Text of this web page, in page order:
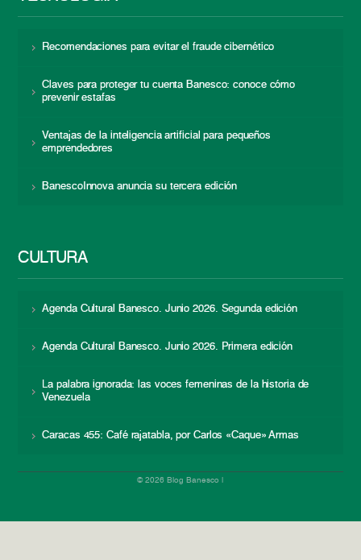
Recomendaciones para evitar el fraude cibernético
Claves para proteger tu cuenta Banesco: conoce cómo
prevenir estafas
Ventajas de la inteligencia artificial para pequeños
emprendedores
BanescoInnova anuncia su tercera edición
CULTURA
Agenda Cultural Banesco. Junio 2026. Segunda edición
Agenda Cultural Banesco. Junio 2026. Primera edición
La palabra ignorada: las voces femeninas de la historia de
Venezuela
Caracas 455: Café rajatabla, por Carlos «Caque» Armas
© 2026 Blog Banesco |